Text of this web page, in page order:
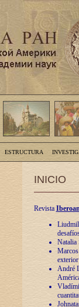
ESTRUCTURA
INICIO
Revista
Natalia
André